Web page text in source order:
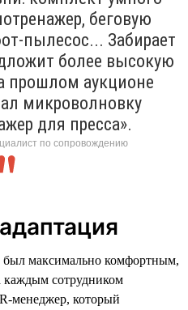
беговую
пылесос... Забирает
более высокую
прошлом аукционе
микроволновку
для пресса».
по сопровождению
максимально комфортным,
каждым сотрудником
менеджер, который